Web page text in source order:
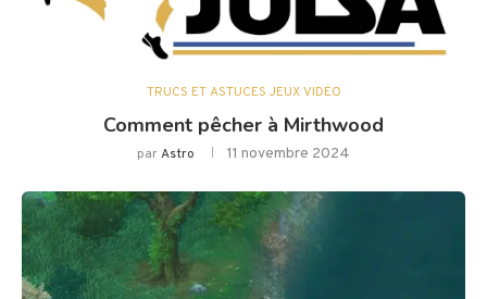
TRUCS ET ASTUCES JEUX VIDÉO
Comment pêcher à Mirthwood
parAstro 11 novembre 2024